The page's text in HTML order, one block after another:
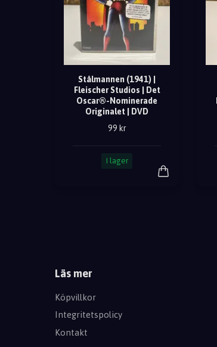
Stålmannen (1941) |
Fleischer Studios | Det
Oscar®-Nominerade
Originalet | DVD
99 kr
I lager
Läs mer
Köpvillkor
Integritetspolicy
Kontakt